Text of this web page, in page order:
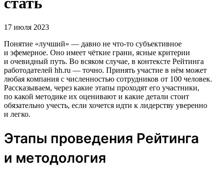
17 июля 2023
Понятие «лучший» — давно не что-то субъективное
и эфемерное. Оно имеет чёткие грани, ясные критерии
и очевидный путь. Во всяком случае, в контексте Рейтинга
работодателей hh.ru — точно. Принять участие в нём может
любая компания с численностью сотрудников от 100 человек.
Рассказываем, через какие этапы проходят его участники,
по какой методике их оценивают и какие детали стоит
обязательно учесть, если хочется идти к лидерству уверенно
и легко.
Этапы проведения Рейтинга
и методология